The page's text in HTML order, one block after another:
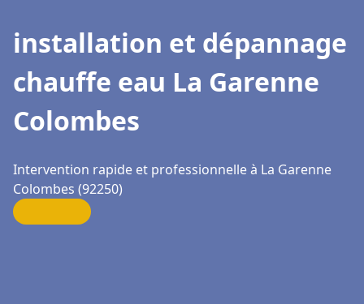
installation et dépannage
chauffe eau La Garenne
Colombes
Intervention rapide et professionnelle à La Garenne
Colombes (92250)